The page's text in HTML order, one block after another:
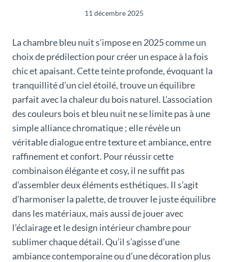
11 décembre 2025
La chambre bleu nuit s’impose en 2025 comme un
choix de prédilection pour créer un espace à la fois
chic et apaisant. Cette teinte profonde, évoquant la
tranquillité d’un ciel étoilé, trouve un équilibre
parfait avec la chaleur du bois naturel. L’association
des couleurs bois et bleu nuit ne se limite pas à une
simple alliance chromatique ; elle révèle un
véritable dialogue entre texture et ambiance, entre
raffinement et confort. Pour réussir cette
combinaison élégante et cosy, il ne suffit pas
d’assembler deux éléments esthétiques. Il s’agit
d’harmoniser la palette, de trouver le juste équilibre
dans les matériaux, mais aussi de jouer avec
l’éclairage et le design intérieur chambre pour
sublimer chaque détail. Qu’il s’agisse d’une
ambiance contemporaine ou d’une décoration plus